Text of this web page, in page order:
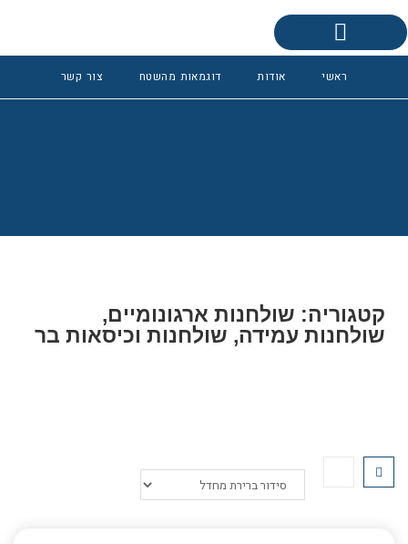
ראשי אודות דוגמאות מהשטח צור קשר
קטגוריה: שולחנות ארגונומיים,
שולחנות עמידה, שולחנות וכיסאות בר